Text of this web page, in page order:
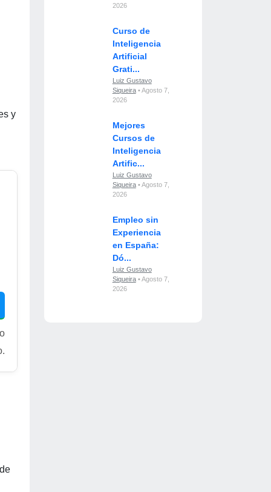
y
2026
Curso de
Inteligencia
Artificial
Grati...
Luiz Gustavo
Siqueira• Agosto 7,
2026
Mejores
Cursos de
Inteligencia
Artific...
Luiz Gustavo
Siqueira• Agosto 7,
2026
Empleo sin
Experiencia
en España:
Dó...
Luiz Gustavo
Siqueira• Agosto 7,
2026